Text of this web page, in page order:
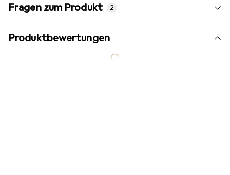
Fragen zum Produkt 2
Produktbewertungen